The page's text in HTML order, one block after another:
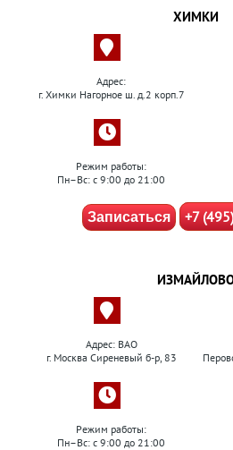
ХИМКИ
Адрес:
г. Химки Нагорное ш. д.2 корп.7
Режим работы:
Пн–Вс: с 9:00 до 21:00
Записаться +7
Адрес: ВАО
г. Москва Сиреневый б-р, 83
Режим работы:
Пн–Вс: с 9:00 до 21:00